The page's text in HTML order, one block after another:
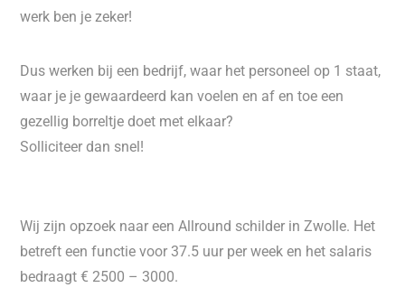
werk ben je zeker!
Dus werken bij een bedrijf, waar het personeel op 1 staat,
waar je je gewaardeerd kan voelen en af en toe een
gezellig borreltje doet met elkaar?
Solliciteer dan snel!
Wij zijn opzoek naar een Allround schilder in Zwolle. Het
betreft een functie voor 37.5 uur per week en het salaris
bedraagt € 2500 – 3000.